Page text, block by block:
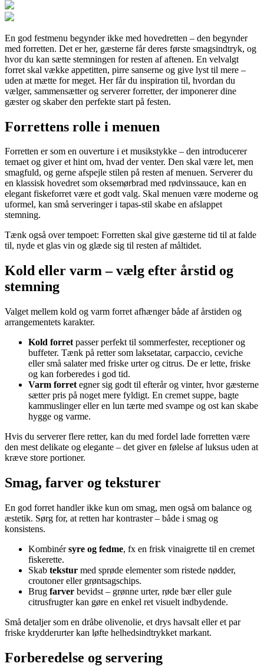
En god festmenu begynder ikke med hovedretten – den begynder
med forretten. Det er her, gæsterne får deres første smagsindtryk, og
hvor du kan sætte stemningen for resten af aftenen. En velvalgt
forret skal vække appetitten, pirre sanserne og give lyst til mere –
uden at mætte for meget. Her får du inspiration til, hvordan du
vælger, sammensætter og serverer forretter, der imponerer dine
gæster og skaber den perfekte start på festen.
Forrettens rolle i menuen
Forretten er som en ouverture i et musikstykke – den introducerer
temaet og giver et hint om, hvad der venter. Den skal være let, men
smagfuld, og gerne afspejle stilen på resten af menuen. Serverer du
en klassisk hovedret som oksemørbrad med rødvinssauce, kan en
elegant fiskeforret være et godt valg. Skal menuen være moderne og
uformel, kan små serveringer i tapas-stil skabe en afslappet
stemning.
Tænk også over tempoet: Forretten skal give gæsterne tid til at falde
til, nyde et glas vin og glæde sig til resten af måltidet.
Kold eller varm – vælg efter årstid og
stemning
Valget mellem kold og varm forret afhænger både af årstiden og
arrangementets karakter.
Kold forret passer perfekt til sommerfester, receptioner og
buffeter. Tænk på retter som laksetatar, carpaccio, ceviche
eller små salater med friske urter og citrus. De er lette, friske
og kan forberedes i god tid.
Varm forret egner sig godt til efterår og vinter, hvor gæsterne
sætter pris på noget mere fyldigt. En cremet suppe, bagte
kammuslinger eller en lun tærte med svampe og ost kan skabe
hygge og varme.
Hvis du serverer flere retter, kan du med fordel lade forretten være
den mest delikate og elegante – det giver en følelse af luksus uden at
kræve store portioner.
Smag, farver og teksturer
En god forret handler ikke kun om smag, men også om balance og
æstetik. Sørg for, at retten har kontraster – både i smag og
konsistens.
Kombinérsyre og fedme, fx en frisk vinaigrette til en cremet
fiskerette.
Skab tekstur med sprøde elementer som ristede nødder,
croutoner eller grøntsagschips.
Brug farver bevidst – grønne urter, røde bær eller gule
citrusfrugter kan gøre en enkel ret visuelt indbydende.
Små detaljer som en dråbe olivenolie, et drys havsalt eller et par
friske krydderurter kan løfte helhedsindtrykket markant.
Forberedelse og servering